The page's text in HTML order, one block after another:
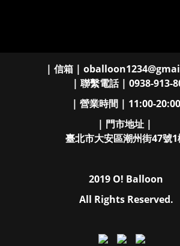
| 信箱 |
| 聯繫電話 | 0938-913-
| 營業時間 | 11:00-20:00
| 門市地址 |
臺北市大安區潮州街47號1
2019 O! Balloon
All Rights Reserved.